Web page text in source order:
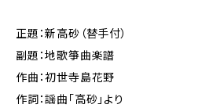
正題：新高砂（替手付）
副題：地歌箏曲楽譜
作曲：初世寺島花野
作詞：謡曲「高砂」より